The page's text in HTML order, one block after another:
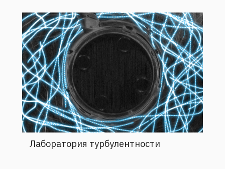
Лаборатория турбулентности